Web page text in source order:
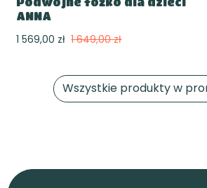
ANNA
1 569,00 zł 1 649,00 zł
Wszystkie produkty w